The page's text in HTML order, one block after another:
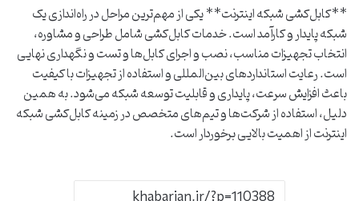
**کابل‌کشی شبکه اینترنت** یکی از مهم‌ترین مراحل در راه‌اندازی یک
شبکه پایدار و کارآمد است. خدمات کابل‌کشی شامل طراحی و مشاوره،
انتخاب تجهیزات مناسب، نصب و اجرای کابل‌ها و تست و نگهداری نهایی
است. رعایت استانداردهای بین‌المللی و استفاده از تجهیزات با کیفیت
باعث افزایش سرعت، پایداری و قابلیت توسعه شبکه می‌شود. به همین
دلیل، استفاده از شرکت‌ها و تیم‌های متخصص در زمینه کابل‌کشی شبکه
اینترنت از اهمیت بالایی برخوردار است.